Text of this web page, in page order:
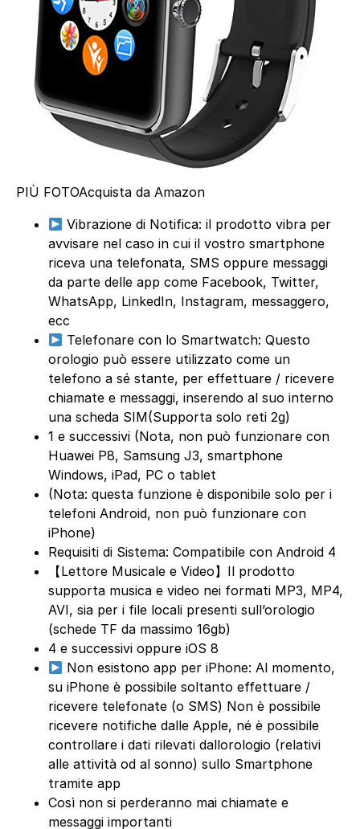
PIÙ FOTOAcquista da Amazon
Vibrazione di Notifica: il prodotto vibra per
avvisare nel caso in cui il vostro smartphone
riceva una telefonata, SMS oppure messaggi
da parte delle app come Facebook, Twitter,
WhatsApp, LinkedIn, Instagram, messaggero,
ecc
Telefonare con lo Smartwatch: Questo
orologio può essere utilizzato come un
telefono a sé stante, per effettuare / ricevere
chiamate e messaggi, inserendo al suo interno
una scheda SIM(Supporta solo reti 2g)
1 e successivi (Nota, non può funzionare con
Huawei P8, Samsung J3, smartphone
Windows, iPad, PC o tablet
(Nota: questa funzione è disponibile solo per i
telefoni Android, non può funzionare con
iPhone)
Requisiti di Sistema: Compatibile con Android 4
【Lettore Musicale e Video】Il prodotto
supporta musica e video nei formati MP3, MP4,
AVI, sia per i file locali presenti sull’orologio
(schede TF da massimo 16gb)
4 e successivi oppure iOS 8
Non esistono app per iPhone: Al momento,
su iPhone è possibile soltanto effettuare /
ricevere telefonate (o SMS) Non è possibile
ricevere notifiche dalle Apple, né è possibile
controllare i dati rilevati dallorologio (relativi
alle attività od al sonno) sullo Smartphone
tramite app
Così non si perderanno mai chiamate e
messaggi importanti